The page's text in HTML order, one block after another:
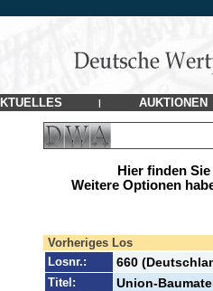
| AUKTIONEN
Hier finden
Weitere Optionen
Vorheriges Los
Losnr.:
660
Titel: Union-